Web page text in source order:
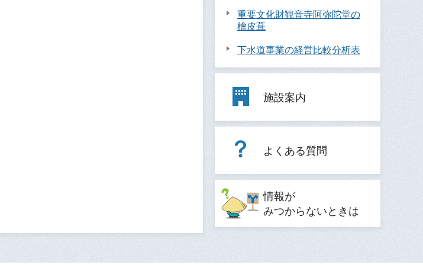
重要文化財観音寺阿弥陀堂の
檜皮葺
下水道事業の経営比較分析表
施設案内
よくある質問
情報が
みつからないときは